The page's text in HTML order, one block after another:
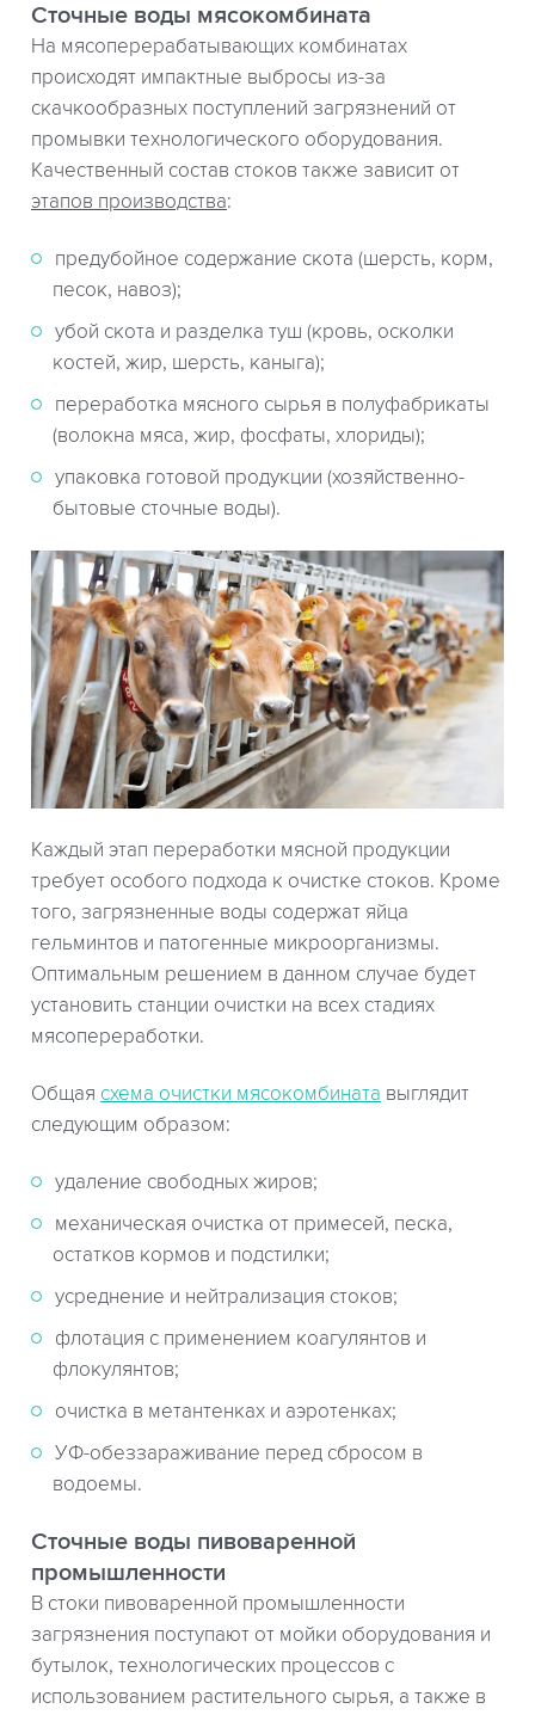
Сточные воды мясокомбината
На мясоперерабатывающих комбинатах
происходят импактные выбросы из-за
скачкообразных поступлений загрязнений от
промывки технологического оборудования.
Качественный состав стоков также зависит от
этапов производства:
предубойное содержание скота (шерсть, корм,
песок, навоз);
убой скота и разделка туш (кровь, осколки
костей, жир, шерсть, каныга);
переработка мясного сырья в полуфабрикаты
(волокна мяса, жир, фосфаты, хлориды);
упаковка готовой продукции (хозяйственно-
бытовые сточные воды).
Каждый этап переработки мясной продукции
требует особого подхода к очистке стоков. Кроме
того, загрязненные воды содержат яйца
гельминтов и патогенные микроорганизмы.
Оптимальным решением в данном случае будет
установить станции очистки на всех стадиях
мясопереработки.
Общая схема очистки мясокомбината выглядит
следующим образом:
удаление свободных жиров;
механическая очистка от примесей, песка,
остатков кормов и подстилки;
усреднение и нейтрализация стоков;
флотация с применением коагулянтов и
флокулянтов;
очистка в метантенках и аэротенках;
УФ-обеззараживание перед сбросом в
водоемы.
Сточные воды пивоваренной
промышленности
В стоки пивоваренной промышленности
загрязнения поступают от мойки оборудования и
бутылок, технологических процессов с
использованием растительного сырья, а также в